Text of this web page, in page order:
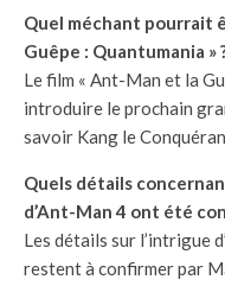
Quel méchant pourrait
Guêpe : Quantumania »
Le film « Ant-Man et la
introduire le prochain
savoir Kang le
Quels détails
d’Ant-Man 4 ont été
Les détails sur l’intrigue
restent à confirmer par